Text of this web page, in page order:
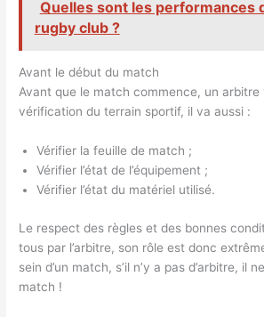
Quelles sont les performances
rugby club ?
Avant le début du match
Avant que le match commence, un arbitre
vérification du terrain sportif, il va aussi :
Vérifier la feuille de match ;
Vérifier l’état de l’équipement ;
Vérifier l’état du matériel utilisé.
Le respect des règles et des bonnes
tous par l’arbitre, son rôle est donc
sein d’un match, s’il n’y a pas d’arbitre, il
match !